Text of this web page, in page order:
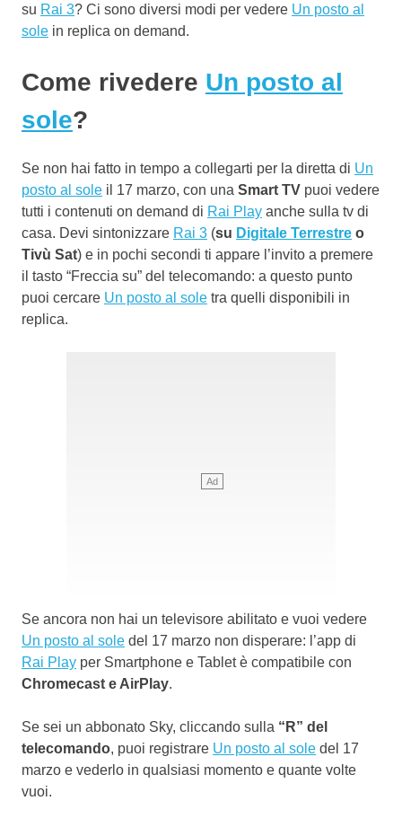
su Rai 3? Ci sono diversi modi per vedere Un posto al
sole in replica on demand.
Come rivedere Un posto al
sole?
Se non hai fatto in tempo a collegarti per la diretta di Un
posto al sole il 17 marzo, con una Smart TV puoi vedere
tutti i contenuti on demand di Rai Play anche sulla tv di
casa. Devi sintonizzare Rai 3 (su Digitale Terrestre o
Tivù Sat) e in pochi secondi ti appare l’invito a premere
il tasto “Freccia su” del telecomando: a questo punto
puoi cercare Un posto al sole tra quelli disponibili in
replica.
Se ancora non hai un televisore abilitato e vuoi vedere
Un posto al sole del 17 marzo non disperare: l’app di
Rai Play per Smartphone e Tablet è compatibile con
Chromecast e AirPlay.
Se sei un abbonato Sky, cliccando sulla “R” del
telecomando, puoi registrare Un posto al sole del 17
marzo e vederlo in qualsiasi momento e quante volte
vuoi.